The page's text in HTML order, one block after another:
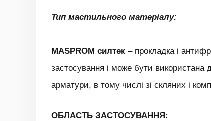
Тип мастильного матеріалу:
MASPROM силтек – прокладка і
застосування і може бути використана
арматури, в тому числі зі скляних і
ОБЛАСТЬ ЗАСТОСУВАННЯ: